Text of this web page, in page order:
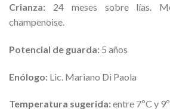
Crianza: 24 meses sobre lías.
champenoise.
Potencial de guarda: 5 años
Enólogo: Lic. Mariano Di Paola
Temperatura sugerida:entre 7ºC y